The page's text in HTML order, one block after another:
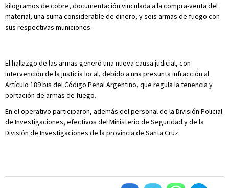
kilogramos de cobre, documentación vinculada a la compra-venta del
material, una suma considerable de dinero, y seis armas de fuego con
sus respectivas municiones.
El hallazgo de las armas generó una nueva causa judicial, con
intervención de la justicia local, debido a una presunta infracción al
Artículo 189 bis del Código Penal Argentino, que regula la tenencia y
portación de armas de fuego.
En el operativo participaron, además del personal de la División Policial
de Investigaciones, efectivos del Ministerio de Seguridad y de la
División de Investigaciones de la provincia de Santa Cruz.